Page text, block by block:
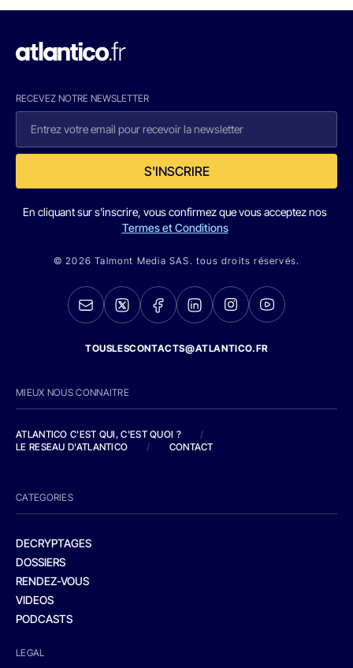
RECEVEZ NOTRE NEWSLETTER
S'INSCRIRE
En cliquant sur s'inscrire, vous confirmez que vous acceptez nos
Termes et Conditions
© 2026 Talmont Media SAS. tous droits réservés.
TOUSLESCONTACTS@ATLANTICO.FR
MIEUX NOUS CONNAITRE
ATLANTICO C'EST QUI, C'EST QUOI ?
/
LE RESEAU D'ATLANTICO
/ CONTACT
CATEGORIES
DECRYPTAGES
DOSSIERS
RENDEZ-VOUS
VIDEOS
PODCASTS
LEGAL